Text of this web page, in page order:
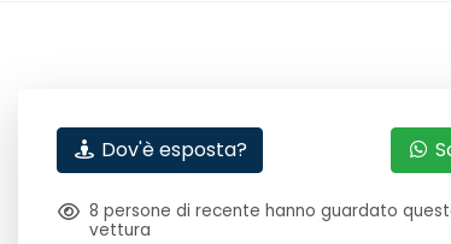
Dov'è esposta?
8 persone di recente hanno guardato
vettura